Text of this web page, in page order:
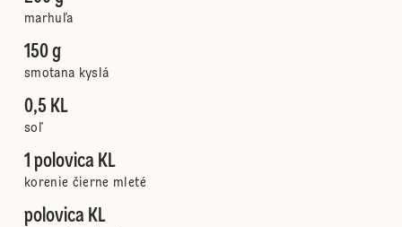
marhuľa
150 g
smotana kyslá
0,5 KL
soľ
1 polovica KL
korenie čierne mleté
polovica KL